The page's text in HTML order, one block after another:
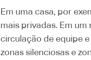
Em uma casa, por
mais privadas. Em
circulação de equipe
zonas silenciosas e